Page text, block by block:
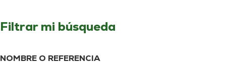
Filtrar mi búsqueda
NOMBRE O REFERENCIA